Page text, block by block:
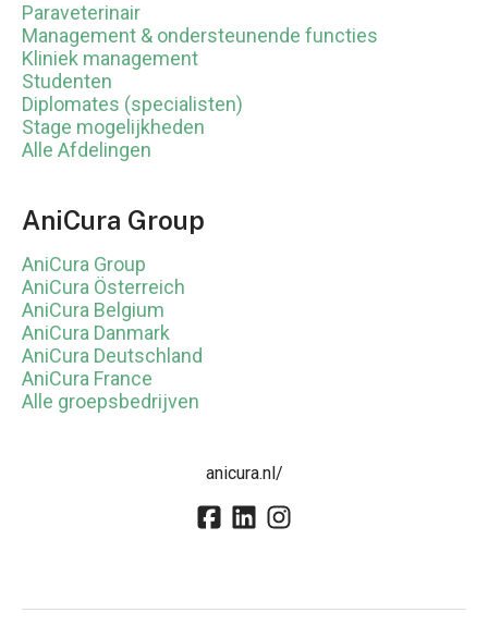
Paraveterinair
Management & ondersteunende functies
Kliniek management
Studenten
Diplomates (specialisten)
Stage mogelijkheden
Alle Afdelingen
AniCura Group
AniCura Group
AniCura Österreich
AniCura Belgium
AniCura Danmark
AniCura Deutschland
AniCura France
Alle groepsbedrijven
anicura.nl/